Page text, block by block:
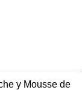
y Mousse de